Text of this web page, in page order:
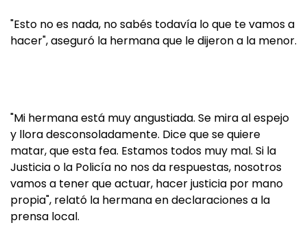
"Esto no es nada, no sabés todavía lo que te vamos a
hacer", aseguró la hermana que le dijeron a la menor.
"Mi hermana está muy angustiada. Se mira al espejo
y llora desconsoladamente. Dice que se quiere
matar, que esta fea. Estamos todos muy mal. Si la
Justicia o la Policía no nos da respuestas, nosotros
vamos a tener que actuar, hacer justicia por mano
propia", relató la hermana en declaraciones a la
prensa local.